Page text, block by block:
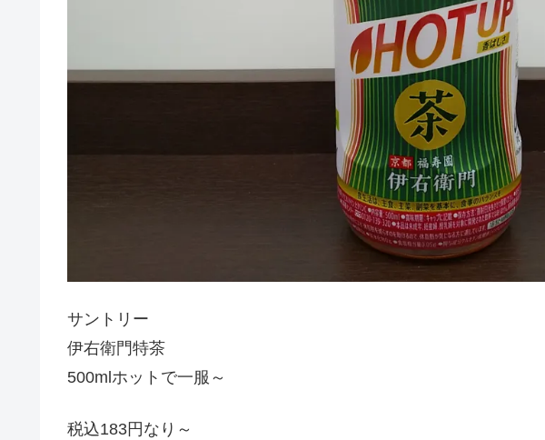
サントリー
伊右衛門特茶
500mlホットで一服～
税込183円なり～